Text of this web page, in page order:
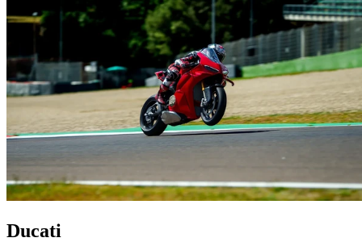
Ducati